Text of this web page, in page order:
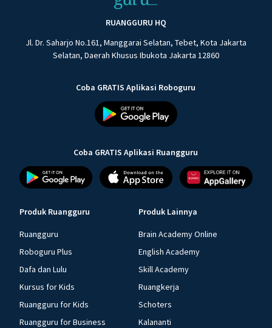
RUANGGURU HQ
Jl. Dr. Saharjo No.161, Manggarai Selatan, Tebet, Kota Jakarta
Selatan, Daerah Khusus Ibukota Jakarta 12860
Coba GRATIS Aplikasi Roboguru
Coba GRATIS Aplikasi Ruangguru
Produk Ruangguru
Ruangguru
Roboguru Plus
Dafa dan Lulu
Kursus for Kids
Ruangguru for Kids
Ruangguru for Business
Produk Lainnya
Brain Academy Online
English Academy
Skill Academy
Ruangkerja
Schoters
Kalananti